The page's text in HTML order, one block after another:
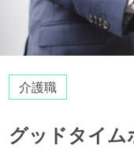
介護職
グッドタイ